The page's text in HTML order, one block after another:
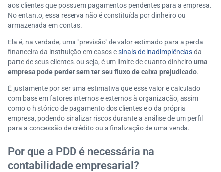
aos clientes que possuem pagamentos pendentes para a empresa.
No entanto, essa reserva não é constituída por dinheiro ou
armazenada em contas.
Ela é, na verdade, uma "previsão" de valor estimado para a perda
financeira da instituição em casos esinais de inadimplênciasda
parte de seus clientes, ou seja, é um limite de quanto dinheirouma
empresa pode perder sem ter seu fluxo de caixa prejudicado.
É justamente por ser uma estimativa que esse valor é calculado
com base em fatores internos e externos à organização, assim
como o histórico de pagamento dos clientes e o da própria
empresa, podendo sinalizar riscos durante a análise de um perfil
para a concessão de crédito ou a finalização de uma venda.
Por que a PDD é necessária na
contabilidade empresarial?